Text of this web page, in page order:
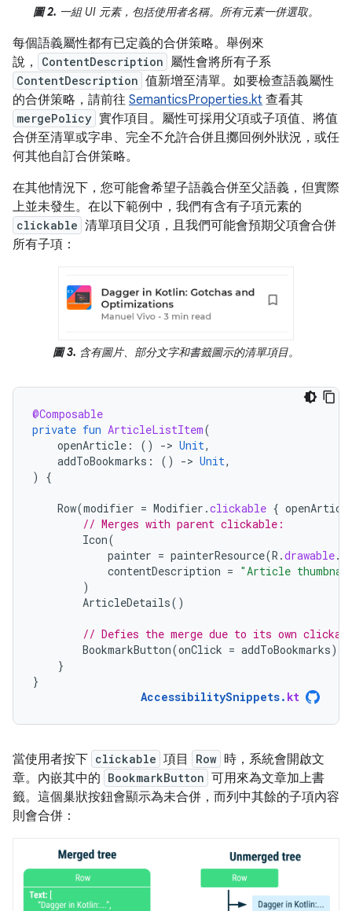
圖 2. 一組 UI 元素，包括使用者名稱。所有元素一併選取。
每個語義屬性都有已定義的合併策略。舉例來
說，
ContentDescription 屬性會將所有子系
ContentDescription 值新增至清單。如要檢查語義屬性
的合併策略，請前往 SemanticsProperties.kt 查看其
mergePolicy 實作項目。屬性可採用父項或子項值、將值
合併至清單或字串、完全不允許合併且擲回例外狀況，或任
何其他自訂合併策略。
在其他情況下，您可能會希望子語義合併至父語義，但實際
上並未發生。在以下範例中，我們有含有子項元素的
clickable 清單項目父項，且我們可能會預期父項會合併
所有子項：
圖 3. 含有圖片、部分文字和書籤圖示的清單項目。
@Composable
private fun ArticleListItem(
openArticle : () -> Unit,
addToBookmarks : () -> Unit,
)
{
Row(modifier = Modifier .clickable {
// Merges with parent clickable:
Icon(
painter = painterResource(R .drawable.
contentDescription = "Article
)
ArticleDetails()
// Defies the merge due to its own
BookmarkButton(onClick = addToBookmarks)
}
}
AccessibilitySnippets. kt
當使用者按下 clickable 項目 Row 時，系統會開啟文
章。內嵌其中的 BookmarkButton 可用來為文章加上書
籤。這個巢狀按鈕會顯示為未合併，而列中其餘的子項內容
則會合併：